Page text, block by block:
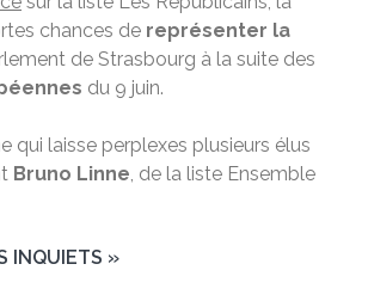
chances de représenter la
de Strasbourg à la suite des
du 9 juin.
qui laisse perplexes plusieurs élus
Bruno Linne, de la liste Ensemble
INQUIETS »